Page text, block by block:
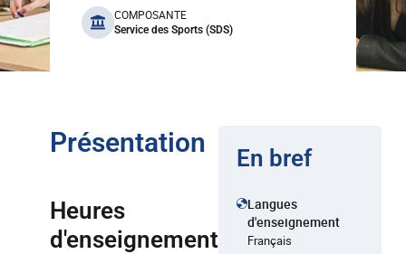
benefits
COMPOSANTE
Service des Sports (SDS)
Présentation
Heures
d'enseignement
En bref
Langues
d'enseignement
Français